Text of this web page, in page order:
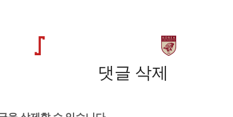
댓글 삭제